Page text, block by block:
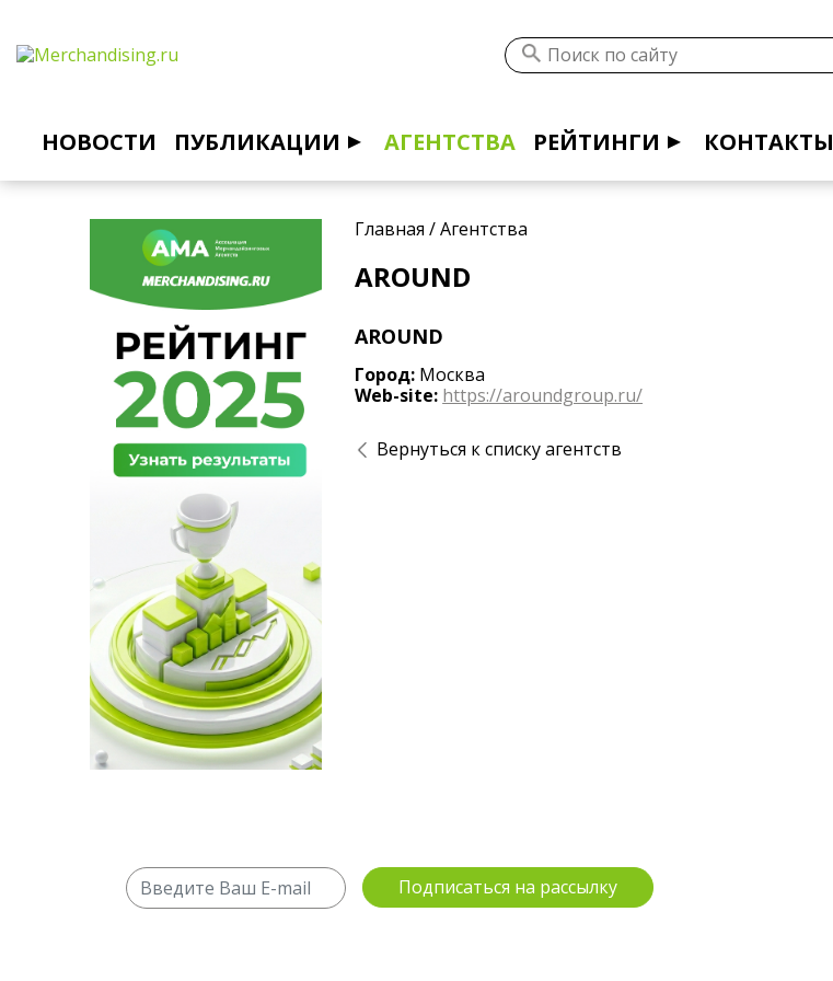
НОВОСТИ ПУБЛИКАЦИИ АГЕНТСТВА РЕЙТИНГИ КОНТАКТЫ
Главная /Агентства
AROUND
AROUND
Город: Москва
Web-site: https://aroundgroup.ru/
Вернуться к списку агентств